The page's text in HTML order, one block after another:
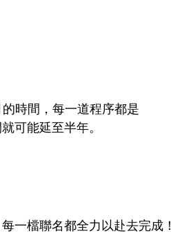
時間，每一道程序都是
可能延至半年。
一檔聯名都全力以赴去完成！